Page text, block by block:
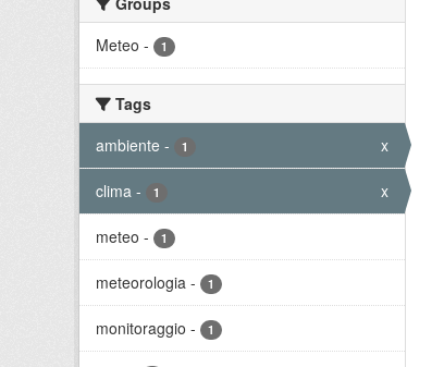
Meteo - 1
Tags
ambiente - 1 x
clima - 1 x
meteo - 1
meteorologia - 1
monitoraggio - 1